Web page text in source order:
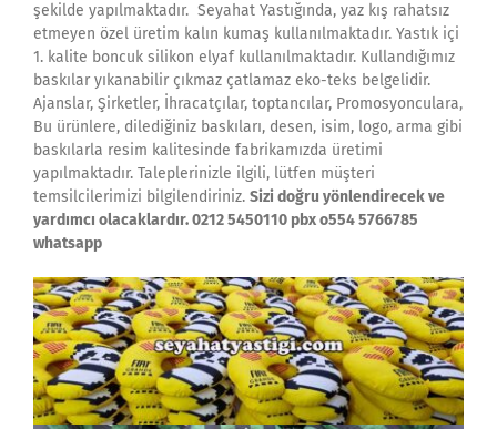
şekilde yapılmaktadır. Seyahat Yastığında, yaz kış rahatsız
etmeyen özel üretim kalın kumaş kullanılmaktadır. Yastık içi
1. kalite boncuk silikon elyaf kullanılmaktadır. Kullandığımız
baskılar yıkanabilir çıkmaz çatlamaz eko-teks belgelidir.
Ajanslar, Şirketler, İhracatçılar, toptancılar, Promosyonculara,
Bu ürünlere, dilediğiniz baskıları, desen, isim, logo, arma gibi
baskılarla resim kalitesinde fabrikamızda üretimi
yapılmaktadır. Taleplerinizle ilgili, lütfen müşteri
temsilcilerimizi bilgilendiriniz. Sizi doğru yönlendirecek ve
yardımcı olacaklardır. 0212 5450110 pbx o554 5766785
whatsapp